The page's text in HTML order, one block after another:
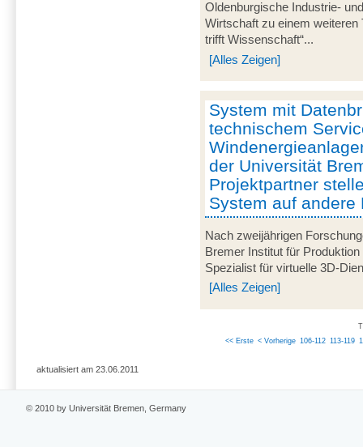
Oldenburgische Industrie-
Wirtschaft zu einem weiteren
trifft Wissenschaft“...
[Alles Zeigen]
System mit
technischem
der Universität
Projektpartner
System auf andere
Nach zweijährigen
Bremer Institut für
Spezialist für virtuelle 3D-
[Alles Zeigen]
<< Erste < Vorherige 106-112 113-119
aktualisiert am 23.06.2011
© 2010 by Universität Bremen, Germany